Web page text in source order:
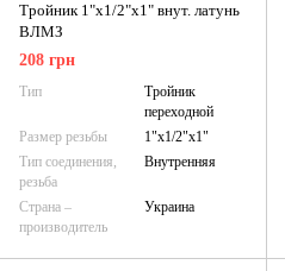
Тройник 1"х1/2"х1" внут. латунь
ВЛМЗ
208 грн
Тип
Тройник
переходной
Размер резьбы
1"х1/2"х1"
Тип соединения,
резьба
Внутренняя
Страна –
производитель
Украина